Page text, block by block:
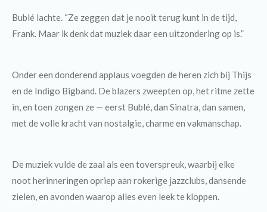
Bublé lachte. “Ze zeggen dat je nooit terug kunt in de tijd,
Frank. Maar ik denk dat muziek daar een uitzondering op is.”
Onder een donderend applaus voegden de heren zich bij Thijs
en de Indigo Bigband. De blazers zweepten op, het ritme zette
in, en toen zongen ze — eerst Bublé, dan Sinatra, dan samen,
met de volle kracht van nostalgie, charme en vakmanschap.
De muziek vulde de zaal als een toverspreuk, waarbij elke
noot herinneringen opriep aan rokerige jazzclubs, dansende
zielen, en avonden waarop alles even leek te kloppen.